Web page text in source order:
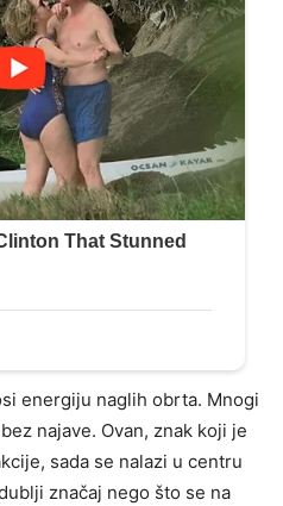
energiju naglih obrta. Mnogi
najave. Ovan, znak koji je
sada se nalazi u centru
značaj nego što se na